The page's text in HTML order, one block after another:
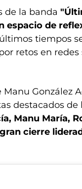
de la banda
espacio de
tiempos
retos en redes
González
destacados de
Manu María,
cierre